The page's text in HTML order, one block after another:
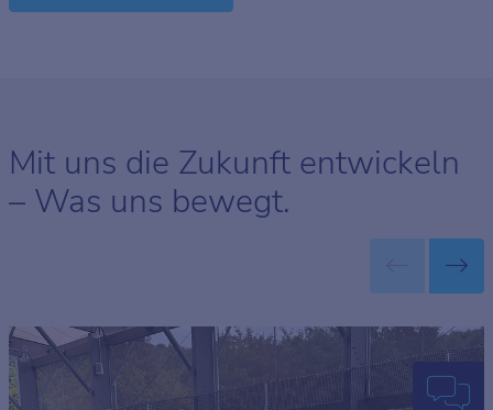
Mit uns die Zukunft entwickeln
– Was uns bewegt.